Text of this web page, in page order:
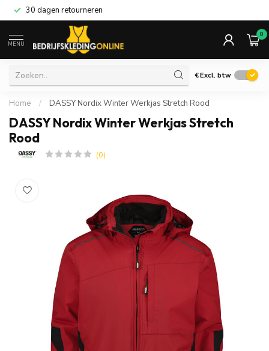
30 dagen retourneren
MENU
0
€Excl. btw
Home / DASSY Nordix Winter Werkjas Stretch Rood
DASSY Nordix Winter Werkjas Stretch
Rood
(0)